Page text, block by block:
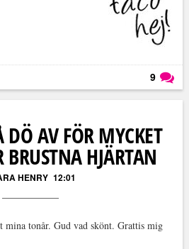
9
DÖ AV FÖR MYCKET
BRUSTNA HJÄRTAN
HENRY 12:01
tonår. Gud vad skönt. Grattis mig